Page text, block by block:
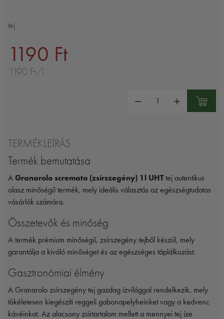
tej
1190 Ft
1190 Ft/l
TERMÉKLEÍRÁS
Termék bemutatása
A Granarolo scremato (zsírszegény) 1l UHTtej autentikus
olasz minőségű termék, mely ideális választás az egészségtudatos
vásárlók számára.
Összetevők és minőség
A termék prémium minőségű, zsírszegény tejből készül, mely
garantálja a kiváló minőséget és az egészséges táplálkozást.
Gasztronómiai élmény
A Granarolo zsírszegény tej gazdag ízvilággal rendelkezik, mely
tökéletesen kiegészíti reggeli gabonapelyheinket vagy a kedvenc
kávéinkat. Az alacsony zsírtartalom mellett a mennyei tej íze